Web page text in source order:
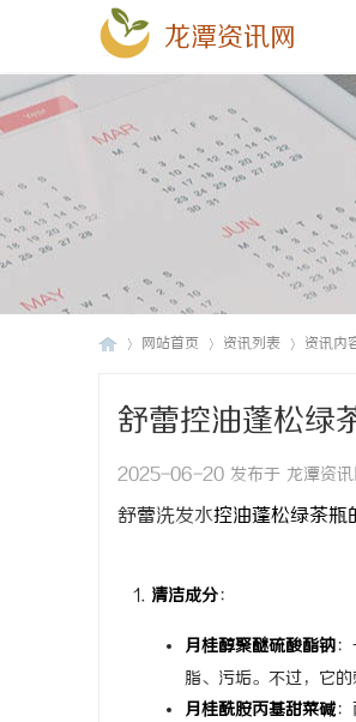
龙潭资讯网
网站首页 资讯列表 资讯内
舒蕾控油蓬松绿
2025-06-20 发布于 龙潭资讯
舒蕾洗发水控油蓬松绿茶瓶
清洁成分：
月桂醇聚醚硫酸酯钠
脂、污垢。不过，它
月桂酰胺丙基甜菜碱